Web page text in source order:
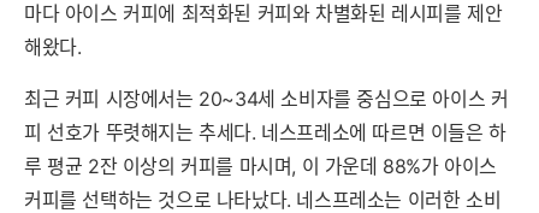
마다 아이스 커피에 최적화된 커피와 차별화된 레시피를 제안
해왔다.
최근 커피 시장에서는 20~34세 소비자를 중심으로 아이스 커
피 선호가 뚜렷해지는 추세다. 네스프레소에 따르면 이들은 하
루 평균 2잔 이상의 커피를 마시며, 이 가운데 88%가 아이스
커피를 선택하는 것으로 나타났다. 네스프레소는 이러한 소비